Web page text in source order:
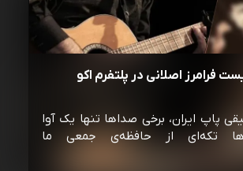
فرامرز اصلانی در پلتفرم اکو
پاپ ایران، برخی صداها تنها یک آوا
تکه‌ای از حافظه‌ی جمعی ما